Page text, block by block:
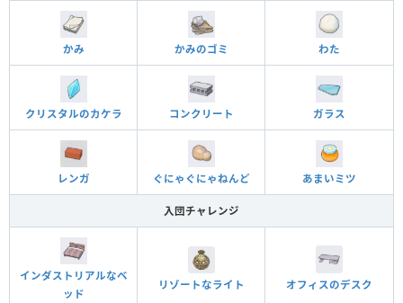
かみ かみのゴミ わた
クリスタルのカケラ コンクリート ガラス
レンガ ぐにゃぐにゃねんど あまいミツ
入団チャレンジ
インダストリアルなベ
ッド
リゾートなライト オフィスのデスク